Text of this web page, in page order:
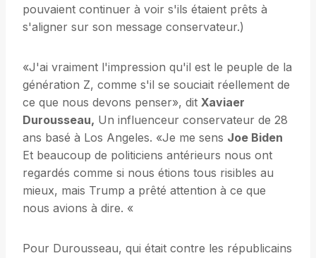
pouvaient continuer à voir s'ils étaient prêts à
s'aligner sur son message conservateur.)
«J'ai vraiment l'impression qu'il est le peuple de la
génération Z, comme s'il se souciait réellement de
ce que nous devons penser», dit Xaviaer
Durousseau, Un influenceur conservateur de 28
ans basé à Los Angeles. «Je me sens Joe Biden
Et beaucoup de politiciens antérieurs nous ont
regardés comme si nous étions tous risibles au
mieux, mais Trump a prêté attention à ce que
nous avions à dire. «
Pour Durousseau, qui était contre les républicains